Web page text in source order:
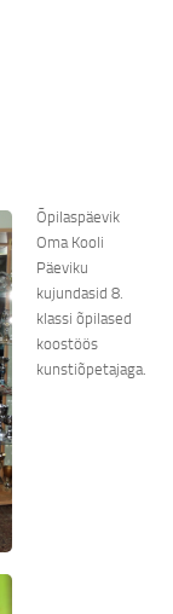
Õpilaspäevik
Oma Kooli
Päeviku
kujundasid 8.
klassi õpilased
koostöös
kunstiõpetajaga.